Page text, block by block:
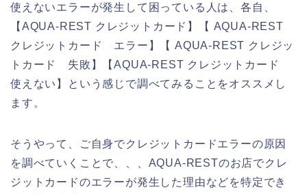
使えないエラーが発生して困っている人は、各自、
【AQUA-REST クレジットカード】【 AQUA-REST
クレジットカード エラー】【 AQUA-REST クレジッ
トカード 失敗】【AQUA-REST クレジットカード
使えない】という感じで調べてみることをオススメし
ます。
そうやって、ご自身でクレジットカードエラーの原因
を調べていくことで、、、AQUA-RESTのお店でクレ
ジットカードのエラーが発生した理由などを特定でき